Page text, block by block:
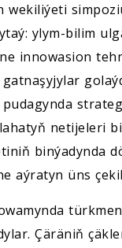
ylym-bilim
innowasion
netijeleri
binýadynda
aýratyn üns
Çäräniň